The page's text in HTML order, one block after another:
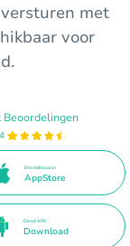
met
voor
Beoordelingen
Beschikbaar in
AppStore
Direct APK
Download